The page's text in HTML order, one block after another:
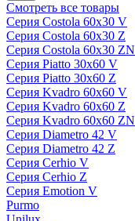
Смотреть все товары
Серия Costola 60х30 V
Серия Costola 60х30 Z
Серия Costola 60х30 ZN
Серия Piatto 30х60 V
Серия Piatto 30х60 Z
Серия Kvadro 60х60 V
Серия Kvadro 60х60 Z
Серия Kvadro 60х60 ZN
Серия Diametro 42 V
Серия Diametro 42 Z
Серия Cerhio V
Серия Cerhio Z
Серия Emotion V
Purmo